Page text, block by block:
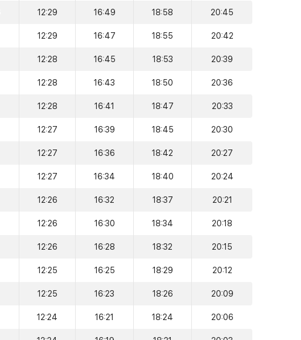
12:29 16:49 18:58 20:45
12:29 16:47 18:55 20:42
12:28 16:45 18:53 20:39
12:28 16:43 18:50 20:36
12:28 16:41 18:47 20:33
12:27 16:39 18:45 20:30
12:27 16:36 18:42 20:27
12:27 16:34 18:40 20:24
12:26 16:32 18:37 20:21
12:26 16:30 18:34 20:18
12:26 16:28 18:32 20:15
12:25 16:25 18:29 20:12
12:25 16:23 18:26 20:09
12:24 16:21 18:24 20:06